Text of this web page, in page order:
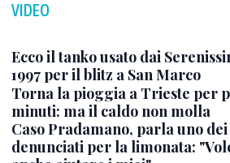
VIDEO
Ecco il tanko usato dai
1997 per il blitz a San Marco
Torna la pioggia a Trieste per
minuti: ma il caldo non molla
Caso Pradamano, parla uno
denunciati per la limonata: